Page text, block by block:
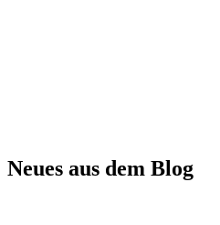
Neues aus dem Blog